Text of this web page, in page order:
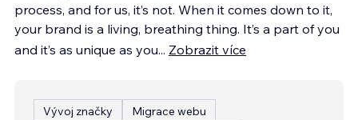
process, and for us, it’s not. When it comes down to it,
your brand is a living, breathing thing. It’s a part of you
and it’s as unique as you... Zobrazit více
Vývoj značky
Migrace webu